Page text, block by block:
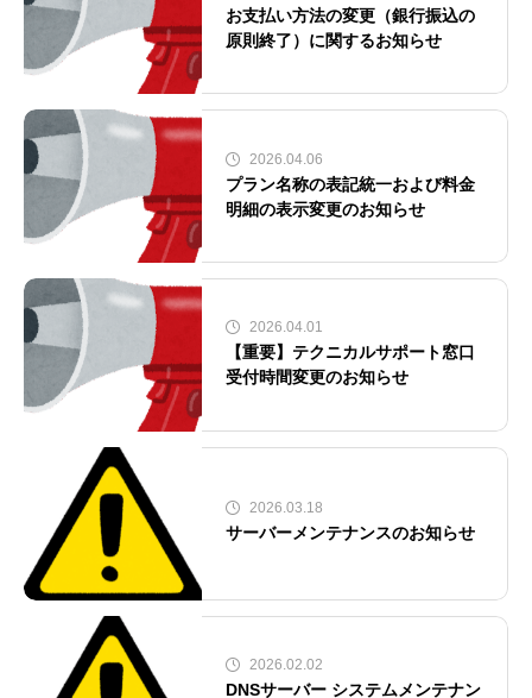
お支払い方法の変更（銀行振込の
原則終了）に関するお知らせ
2026.04.06
プラン名称の表記統一および料金
明細の表示変更のお知らせ
2026.04.01
【重要】テクニカルサポート窓口
受付時間変更のお知らせ
2026.03.18
サーバーメンテナンスのお知らせ
2026.02.02
DNSサーバー システムメンテナン